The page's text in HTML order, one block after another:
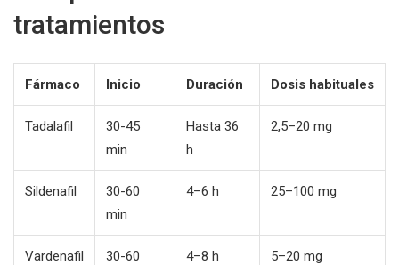
tratamientos
Fármaco Inicio Duración Dosis habituales
Tadalafil
30-45
min
Hasta 36
h
2,5–20 mg
Sildenafil
30-60
min
4–6 h 25–100 mg
Vardenafil
30-60
4–8 h 5–20 mg